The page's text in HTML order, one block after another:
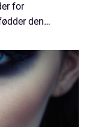
for
den